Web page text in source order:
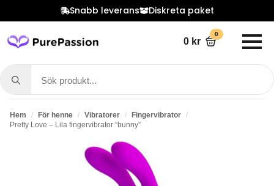
Snabb leverans Diskreta paket
0 kr
0
Search
for:
Hem För henne Vibratorer
Fingervibrator
Pretty Love – Lila fingervibrator ”bunny”